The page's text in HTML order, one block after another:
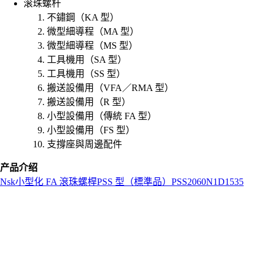
滚珠螺杆
不鏽鋼（KA 型）
微型細導程（MA 型）
微型細導程（MS 型）
工具機用（SA 型）
工具機用（SS 型）
搬送設備用（VFA／RMA 型）
搬送設備用（R 型）
小型設備用（傳統 FA 型）
小型設備用（FS 型）
支撐座與周邊配件
产品介绍
Nsk小型化 FA 滾珠螺桿PSS 型（標準品） PSS2060N1D1535